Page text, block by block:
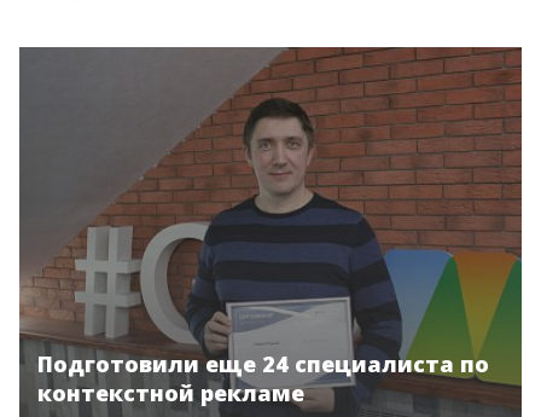
Подготовили еще 24 специалиста по
контекстной рекламе